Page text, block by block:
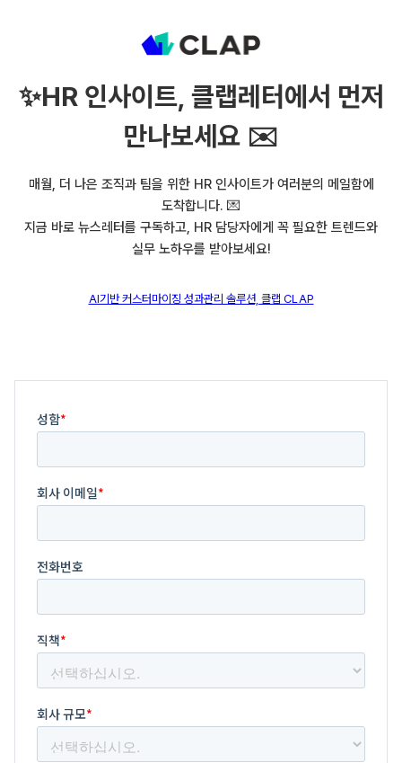
✨HR 인사이트, 클랩레터에서 먼저
만나보세요 ✉️
매월, 더 나은 조직과 팀을 위한 HR 인사이트가 여러분의 메일함에
도착합니다. 💌
지금 바로 뉴스레터를 구독하고, HR 담당자에게 꼭 필요한 트렌드와
실무 노하우를 받아보세요!
AI기반 커스터마이징 성과관리 솔루션, 클랩 CLAP